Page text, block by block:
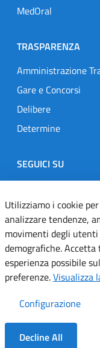
MedOral
TRASPARENZA
Amministrazione
Gare e Concorsi
Delibere
Determine
SEGUICI SU
Designers Italia
Twitter
Dichiarazione di
Informativa cookie
Note legali
Servizi Applicativi
Utilizziamo i cookie
analizzare tendenze,
movimenti degli
demografiche.
esperienza possibile
preferenze.Visualizza
Configurazione
Decline All